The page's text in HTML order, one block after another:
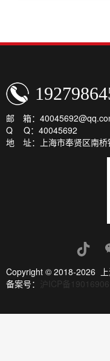
邮 箱：
Q Q：40045692
地 址：上海市奉贤区南桥
Copyright © 2018-2026 上
备案号： 沪ICP备